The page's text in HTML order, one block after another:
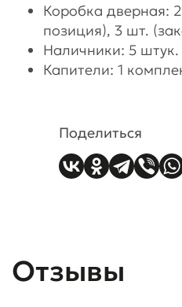
Коробка дверная:
позиция), 3 шт.
Наличники: 5 штук.
Капители: 1
Поделиться
Отзывы